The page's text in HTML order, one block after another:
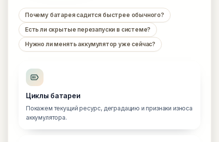
Почему батарея садится быстрее обычного?
Есть ли скрытые перезапуски в системе?
Нужно ли менять аккумулятор уже сейчас?
Циклы батареи
Покажем текущий ресурс, деградацию и признаки износа
аккумулятора.